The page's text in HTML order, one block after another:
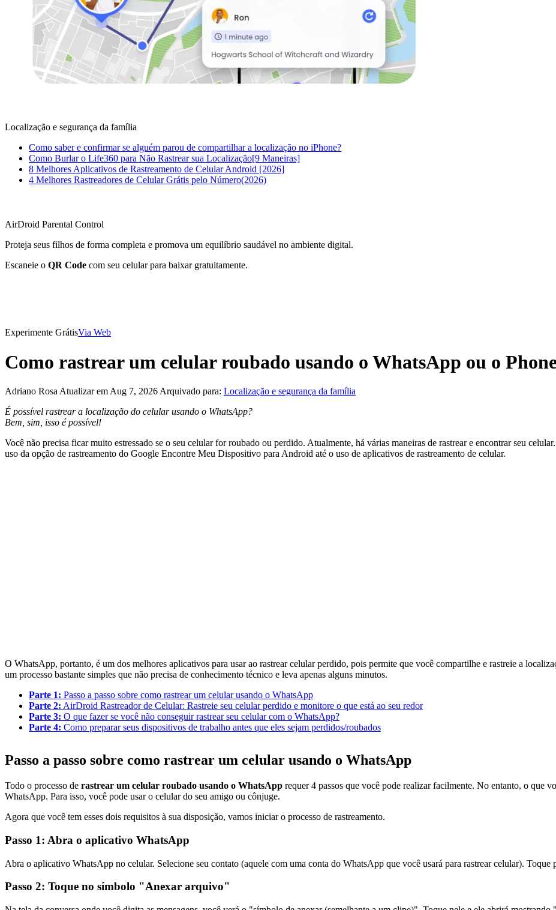
Localização e segurança da família
Como saber e confirmar se alguém parou de compartilhar a localização no iPhone?
Como Burlar o Life360 para Não Rastrear sua Localização[9 Maneiras]
8 Melhores Aplicativos de Rastreamento de Celular Android [2026]
4 Melhores Rastreadores de Celular Grátis pelo Número(2026)
AirDroid Parental Control
Proteja seus filhos de forma completa e promova um equilíbrio saudável no ambiente digital.
Escaneie o QR Code com seu celular para baixar gratuitamente.
Experimente GrátisVia Web
Como rastrear um celular roubado usando o WhatsApp ou o
Adriano Rosa Atualizar em Aug 7, 2026 Arquivado para: Localização e segurança da família
É possível rastrear a localização do celular usando o WhatsApp?
Bem, sim, isso é possível!
Você não precisa ficar muito estressado se o seu celular for roubado ou perdido. Atualmente, há várias maneiras de rastrear e encontrar seu
uso da opção de rastreamento do Google Encontre Meu Dispositivo para Android até o uso de aplicativos de rastreamento de celular.
O WhatsApp, portanto, é um dos melhores aplicativos para usar ao rastrear celular perdido, pois permite que você compartilhe e rastreie a
um processo bastante simples que não precisa de conhecimento técnico e leva apenas alguns minutos.
Parte 1: Passo a passo sobre como rastrear um celular usando o WhatsApp
Parte 2: AirDroid Rastreador de Celular: Rastreie seu celular perdido e monitore o que está ao seu redor
Parte 3: O que fazer se você não conseguir rastrear seu celular com o WhatsApp?
Parte 4: Como preparar seus dispositivos de trabalho antes que eles sejam perdidos/roubados
Passo a passo sobre como rastrear um celular usando o WhatsApp
Todo o processo de rastrear um celular roubado usando o WhatsApp requer 4 passos que você pode realizar facilmente. No entanto, o que
WhatsApp. Para isso, você pode usar o celular do seu amigo ou cônjuge.
Agora que você tem esses dois requisitos à sua disposição, vamos iniciar o processo de rastreamento.
Passo 1: Abra o aplicativo WhatsApp
Abra o aplicativo WhatsApp no celular. Selecione seu contato (aquele com uma conta do WhatsApp que você usará para rastrear celular). Toque
Passo 2: Toque no símbolo "Anexar arquivo"